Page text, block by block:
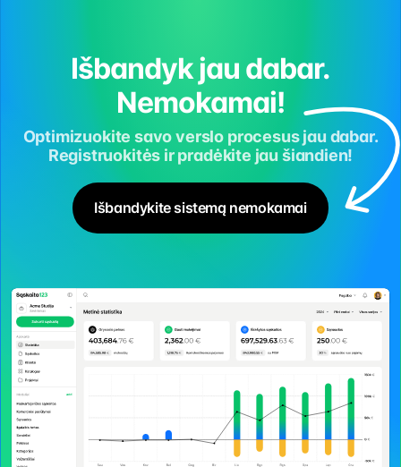
Išbandyk jau dabar.
Nemokamai!
Optimizuokite savo verslo procesus jau dabar.
Registruokitės ir pradėkite jau šiandien!
Išbandykite sistemą nemokamai